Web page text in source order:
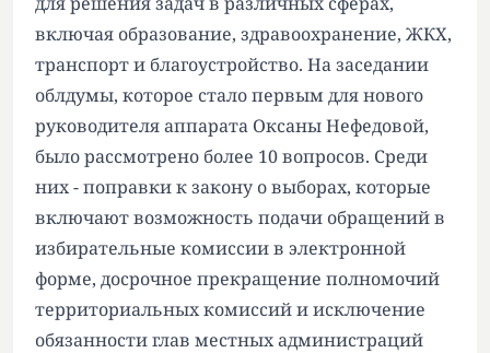
включая образование, здравоохранение, ЖКХ,
транспорт и благоустройство. На заседании
облдумы, которое стало первым для нового
руководителя аппарата Оксаны Нефедовой,
было рассмотрено более 10 вопросов. Среди
них - поправки к закону о выборах, которые
включают возможность подачи обращений в
избирательные комиссии в электронной
форме, досрочное прекращение полномочий
территориальных комиссий и исключение
обязанности глав местных администраций